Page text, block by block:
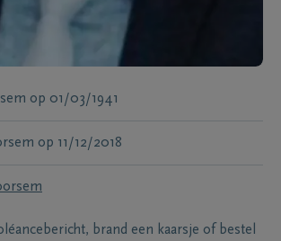
op 01/03/1941
op 11/12/2018
brand een kaarsje of bestel